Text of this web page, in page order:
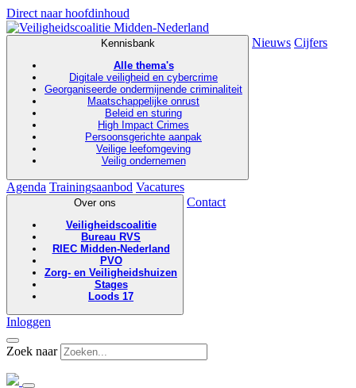
Direct naar hoofdinhoud
Kennisbank
Alle thema's
Digitale veiligheid en cybercrime
Georganiseerde ondermijnende criminaliteit
Maatschappelijke onrust
Beleid en sturing
High Impact Crimes
Persoonsgerichte aanpak
Veilige leefomgeving
Veilig ondernemen
Nieuws Cijfers
Agenda Trainingsaanbod Vacatures
Over ons
Veiligheidscoalitie
Bureau RVS
RIEC Midden-Nederland
PVO
Zorg- en Veiligheidshuizen
Stages
Loods 17
Contact
Inloggen
Zoek naar